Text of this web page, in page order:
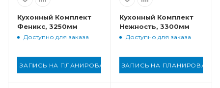
Кухонный Комплект
Феникс, 3250мм
Доступно для заказа
ЗАПИСЬ НА ПЛАНИРОВАНИЕ
Кухонный Комплект
Нежность, 3300мм
Доступно для заказа
ЗАПИСЬ НА ПЛАНИРОВАНИЕ